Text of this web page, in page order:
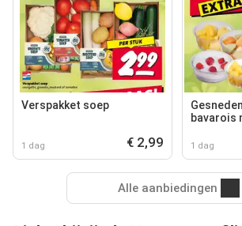
Verspakket soep
1 dag € 2,99
bavarois
1 dag
Alle aanbiedingen